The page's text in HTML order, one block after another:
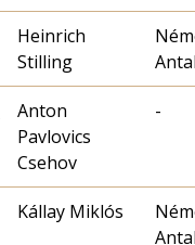
Heinrich
Stilling
Anton
Pavlovics
Csehov
-
Kállay Miklós